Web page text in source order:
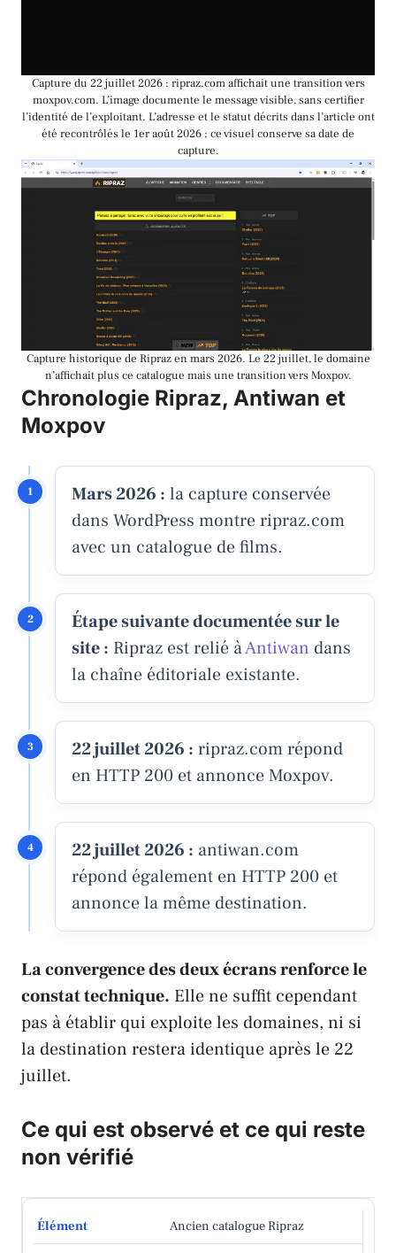
Capture du 22 juillet 2026 : ripraz.com affichait une transition vers
moxpov.com. L’image documente le message visible, sans certifier
l’identité de l’exploitant. L’adresse et le statut décrits dans l’article ont
été recontrôlés le 1er août 2026 ; ce visuel conserve sa date de
capture.
Capture historique de Ripraz en mars 2026. Le 22 juillet, le domaine
n’affichait plus ce catalogue mais une transition vers Moxpov.
Chronologie Ripraz, Antiwan et
Moxpov
Mars 2026 : la capture conservée
dans WordPress montre ripraz.com
avec un catalogue de films.
Étape suivante documentée sur le
site : Ripraz est relié àAntiwan dans
la chaîne éditoriale existante.
22 juillet 2026 : ripraz.com répond
en HTTP 200 et annonce Moxpov.
22 juillet 2026 : antiwan.com
répond également en HTTP 200 et
annonce la même destination.
La convergence des deux écrans renforce le
constat technique. Elle ne suffit cependant
pas à établir qui exploite les domaines, ni si
la destination restera identique après le 22
juillet.
Ce qui est observé et ce qui reste
non vérifié
Ancien catalogue Ripraz